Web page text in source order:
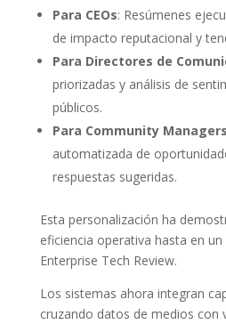
Para CEOs: Resúmenes
de impacto reputacional y
Para Directores de
priorizadas y análisis de
públicos.
Para Community Managers
automatizada de
respuestas sugeridas.
Esta personalización ha
eficiencia operativa hasta en
Enterprise Tech Review.
Los sistemas ahora integran
cruzando datos de medios con